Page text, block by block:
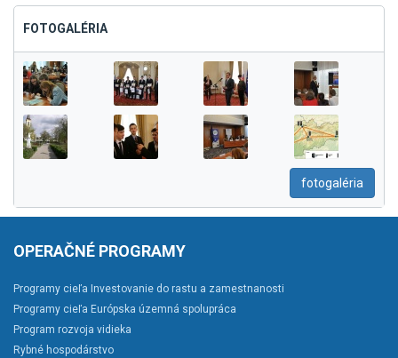
FOTOGALÉRIA
fotogaléria
OPERAČNÉ PROGRAMY
Programy cieľa Investovanie do rastu a zamestnanosti
Programy cieľa Európska územná spolupráca
Program rozvoja vidieka
Rybné hospodárstvo